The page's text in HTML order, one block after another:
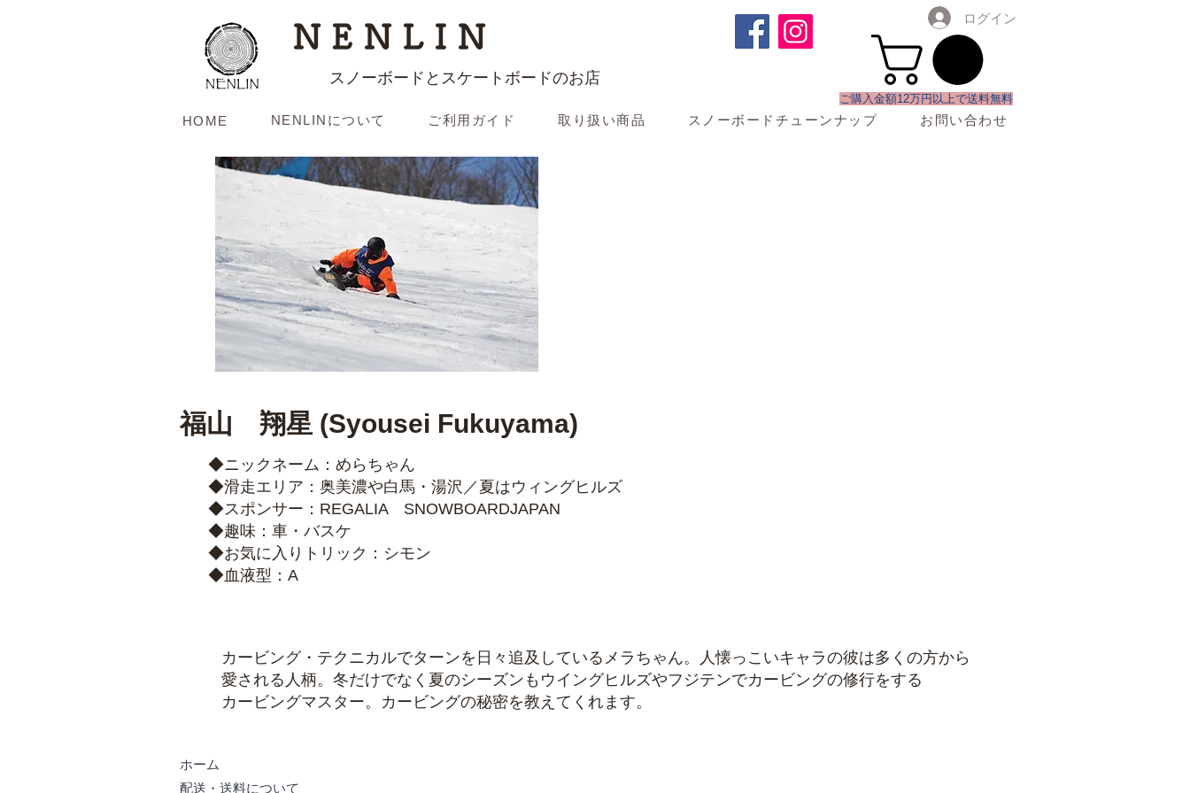
NENLIN
スノーボードとスケートボードのお店
ログイン
​ご購入金額12万円以上で送料無料
HOME NENLINについて ご利用ガイド 取り扱い商品 スノーボードチューンナップ お問い合わせ
​福山 翔星 (Syousei Fukuyama)
◆ニックネーム：めらちゃん
​◆滑走エリア：奥美濃や白馬・湯沢／夏はウィングヒルズ
​◆スポンサー：REGALIA SNOWBOARDJAPAN
​◆趣味​：車・バスケ
​◆お気に入りトリック：シモン
​◆血液型：A
カービング・テクニカルでターンを日々追及しているメラちゃん。人懐っこいキャラの彼は多くの方から
愛される人柄。冬だけでなく夏のシーズンもウイングヒルズやフジテンでカービングの修行をする
​カービングマスター。カービングの秘密を教えてくれます。​
ホーム
配送・送料について